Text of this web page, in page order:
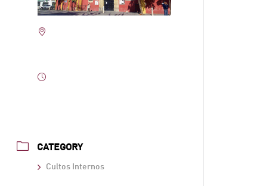
CATEGORY
Cultos Internos